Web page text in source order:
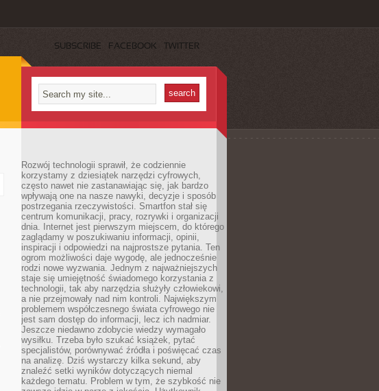
SUBSCRIBE FACEBOOK TWITTER
Rozwój technologii sprawił, że codziennie
korzystamy z dziesiątek narzędzi cyfrowych,
często nawet nie zastanawiając się, jak bardzo
wpływają one na nasze nawyki, decyzje i sposób
postrzegania rzeczywistości. Smartfon stał się
centrum komunikacji, pracy, rozrywki i organizacji
dnia. Internet jest pierwszym miejscem, do którego
zaglądamy w poszukiwaniu informacji, opinii,
inspiracji i odpowiedzi na najprostsze pytania. Ten
ogrom możliwości daje wygodę, ale jednocześnie
rodzi nowe wyzwania. Jednym z najważniejszych
staje się umiejętność świadomego korzystania z
technologii, tak aby narzędzia służyły człowiekowi,
a nie przejmowały nad nim kontroli. Największym
problemem współczesnego świata cyfrowego nie
jest sam dostęp do informacji, lecz ich nadmiar.
Jeszcze niedawno zdobycie wiedzy wymagało
wysiłku. Trzeba było szukać książek, pytać
specjalistów, porównywać źródła i poświęcać czas
na analizę. Dziś wystarczy kilka sekund, aby
znaleźć setki wyników dotyczących niemal
każdego tematu. Problem w tym, że szybkość nie